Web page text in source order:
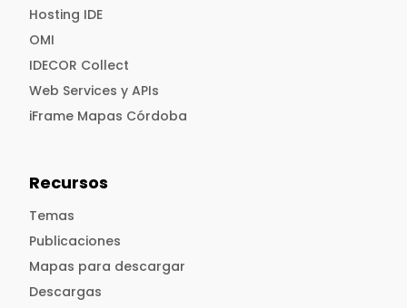
Hosting IDE
OMI
IDECOR Collect
Web Services y APIs
iFrame Mapas Córdoba
Recursos
Temas
Publicaciones
Mapas para descargar
Descargas